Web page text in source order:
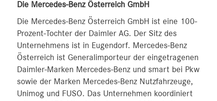
Die Mercedes-Benz Österreich GmbH
Die Mercedes-Benz Österreich GmbH ist eine 100-
Prozent-Tochter der Daimler AG. Der Sitz des
Unternehmens ist in Eugendorf. Mercedes-Benz
Österreich ist Generalimporteur der eingetragenen
Daimler-Marken Mercedes-Benz und smart bei Pkw
sowie der Marken Mercedes-Benz Nutzfahrzeuge,
Unimog und FUSO. Das Unternehmen koordiniert